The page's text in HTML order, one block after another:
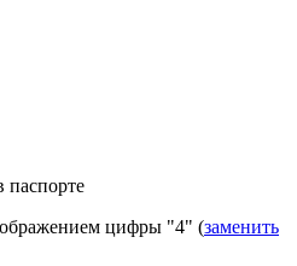
паспорте
цифры "4" (заменить